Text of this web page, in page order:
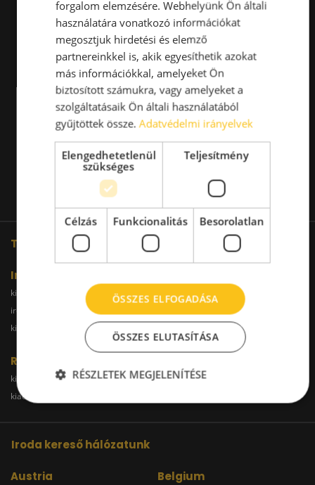
További oldalaink
Iroda
kiadoiroda.info
irodakiadobudapest.hu
kiadoirodabudaors.hu
kiadoirodadebrecen.hu
Raktár
kiadoraktarbudapest.hu
kiadoraktardebrecen.hu
kiadoraktargyor.hu
Iroda kereső hálózatunk
Austria Belgium
forgalom elemzésére. Webhelyünk Ön általi
használatára vonatkozó információkat
megosztjuk hirdetési és elemző
partnereinkkel is, akik egyesíthetik azokat
más információkkal, amelyeket Ön
biztosított számukra, vagy amelyeket a
szolgáltatásaik Ön általi használatából
gyűjtöttek össze.Adatvédelmi irányelvek
Elengedhetetlenül
szükséges
Teljesítmény
Célzás Funkcionalitás Besorolatlan
ÖSSZES ELFOGADÁSA
ÖSSZES ELUTASÍTÁSA
RÉSZLETEK MEGJELENÍTÉSE